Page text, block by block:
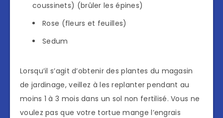
coussinets) (brûler les épines)
Rose (fleurs et feuilles)
Sedum
Lorsqu’il s’agit d’obtenir des plantes du magasin
de jardinage, veillez à les replanter pendant au
moins 1 à 3 mois dans un sol non fertilisé. Vous ne
voulez pas que votre tortue mange l’engrais